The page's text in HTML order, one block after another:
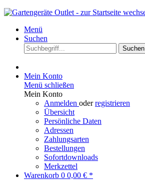
Menü
Suchen
Suchen
Mein Konto
Menü schließen
Mein Konto
Anmelden oderregistrieren
Übersicht
Persönliche Daten
Adressen
Zahlungsarten
Bestellungen
Sofortdownloads
Merkzettel
Warenkorb 0 0,00 € *